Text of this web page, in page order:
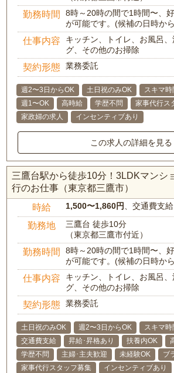
勤務時間
8時～20時の間で1時間〜、
が可能です。(候補の日時か
仕事内容
キッチン、トイレ、お風呂
グ、その他のお掃除
契約形態 業務委託
週2〜3日からOK 土日祝のみOK
スキマ
週1〜OK
高時給 学歴不問
家事代行ス
家政婦の求人
インセンティブあり
この求人の詳細を見る
三鷹台駅から徒歩10分！3LDKマンシ
行のお仕事（東京都三鷹市）
時給 1,500〜1,860円、交通費支
勤務地
三鷹台 徒歩10分
（東京都三鷹市付近）
勤務時間
8時～20時の間で1時間〜、
が可能です。(候補の日時か
仕事内容
キッチン、トイレ、お風呂
グ、その他のお掃除
契約形態 業務委託
土日祝のみOK 週2〜3日からOK
スキマ
交通費支給
昇給･昇格あり 扶養内OK
学歴不問
主婦･主夫歓迎 未経験OK
ブ
家事代行スタッフ募集
インセンティブあり